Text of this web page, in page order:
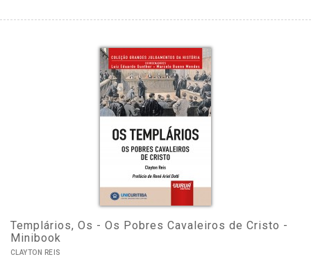
Templários, Os - Os Pobres Cavaleiros de Cristo -
Minibook
CLAYTON REIS